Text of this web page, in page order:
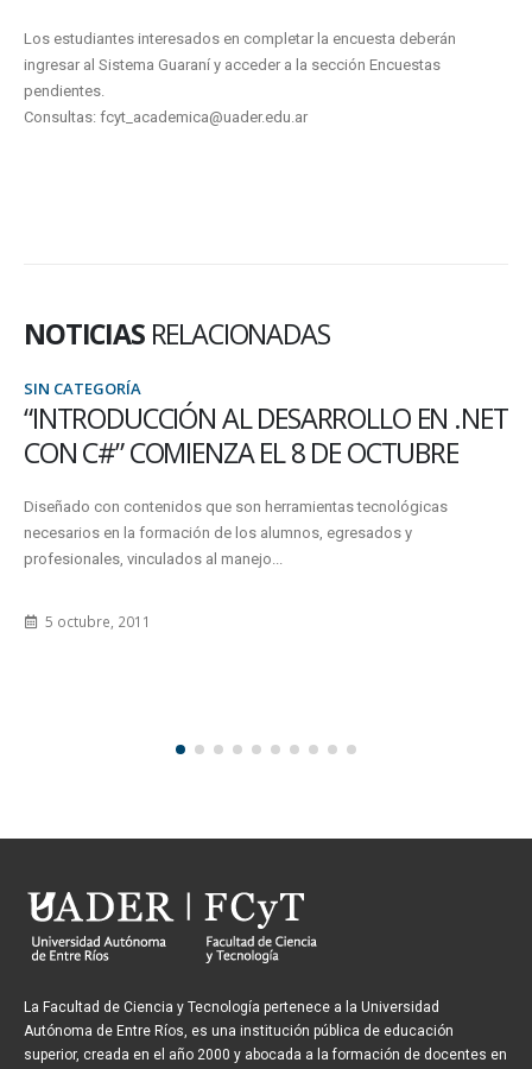
Los estudiantes interesados en completar la encuesta deberán
ingresar al Sistema Guaraní y acceder a la sección Encuestas
pendientes.
Consultas: fcyt_academica@uader.edu.ar
NOTICIAS RELACIONADAS
SIN CATEGORÍA
“INTRODUCCIÓN AL DESARROLLO EN .NET
CON C#” COMIENZA EL 8 DE OCTUBRE
Diseñado con contenidos que son herramientas tecnológicas
necesarios en la formación de los alumnos, egresados y
profesionales, vinculados al manejo...
5 octubre, 2011
La Facultad de Ciencia y Tecnología pertenece a la Universidad
Autónoma de Entre Ríos, es una institución pública de educación
superior, creada en el año 2000 y abocada a la formación de docentes en